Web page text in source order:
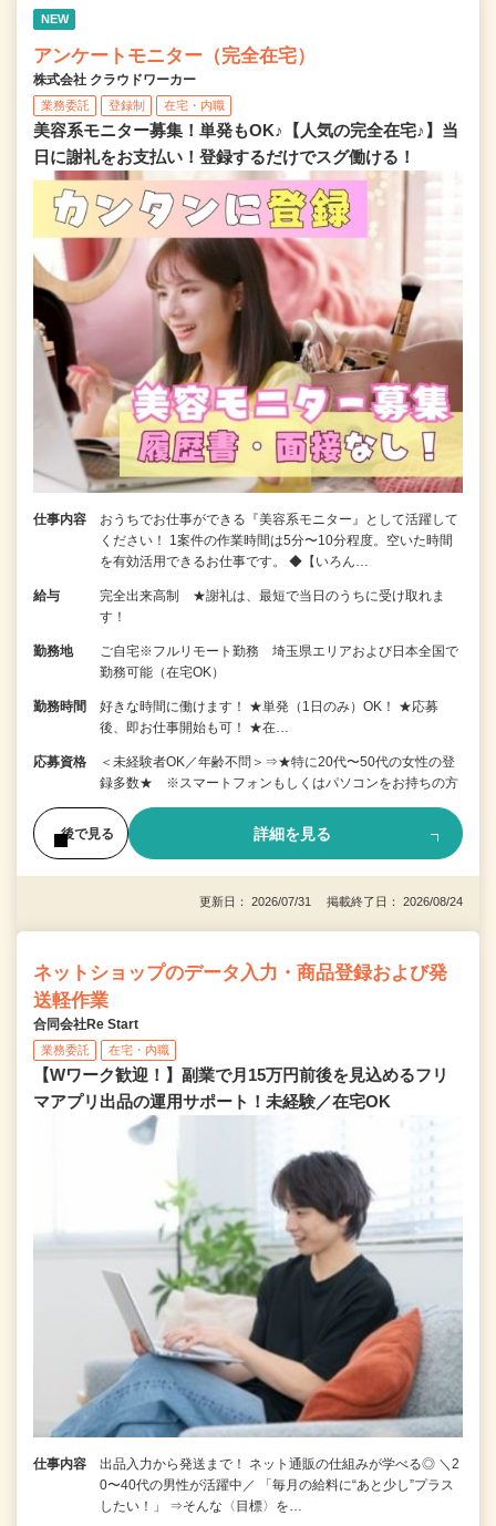
NEW
アンケートモニター（完全在宅）
株式会社 クラウドワーカー
業務委託 登録制 在宅・内職
美容系モニター募集！単発もOK♪【人気の完全在宅♪】当
日に謝礼をお支払い！登録するだけでスグ働ける！
仕事内容
おうちでお仕事ができる『美容系モニター』として活躍して
ください！ 1案件の作業時間は5分〜10分程度。空いた時間
を有効活用できるお仕事です。 ◆【いろん…
給与
完全出来高制 ★謝礼は、最短で当日のうちに受け取れま
す！
勤務地
ご自宅※フルリモート勤務 埼玉県エリアおよび日本全国で
勤務可能（在宅OK）
勤務時間
好きな時間に働けます！ ★単発（1日のみ）OK！ ★応募
後、即お仕事開始も可！ ★在…
応募資格
＜未経験者OK／年齢不問＞⇒★特に20代〜50代の女性の登
録多数★ ※スマートフォンもしくはパソコンをお持ちの方
後で見る 詳細を見る
更新日： 2026/07/31 掲載終了日： 2026/08/24
ネットショップのデータ入力・商品登録および発
送軽作業
合同会社Re Start
業務委託 在宅・内職
【Wワーク歓迎！】副業で月15万円前後を見込めるフリ
マアプリ出品の運用サポート！未経験／在宅OK
仕事内容
出品入力から発送まで！ ネット通販の仕組みが学べる◎ ＼2
0〜40代の男性が活躍中／ 「毎月の給料に“あと少し”プラス
したい！」 ⇒そんな〈目標〉を…